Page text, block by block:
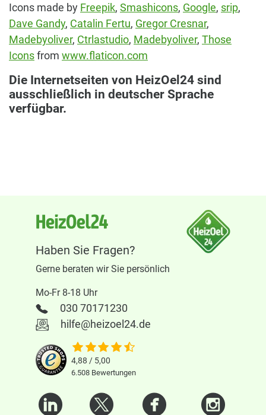
Icons made by Freepik, Smashicons, Google, srip,
Dave Gandy, Catalin Fertu, Gregor Cresnar,
Madebyoliver, Ctrlastudio, Madebyoliver, Those
Iconsfrom www.flaticon.com
Die Internetseiten von HeizOel24 sind
ausschließlich in deutscher Sprache
verfügbar.
Haben Sie Fragen?
Gerne beraten wir Sie persönlich
Mo-Fr 8-18 Uhr
030 70171230
hilfe@heizoel24.de
4,88 / 5,00
6.508 Bewertungen